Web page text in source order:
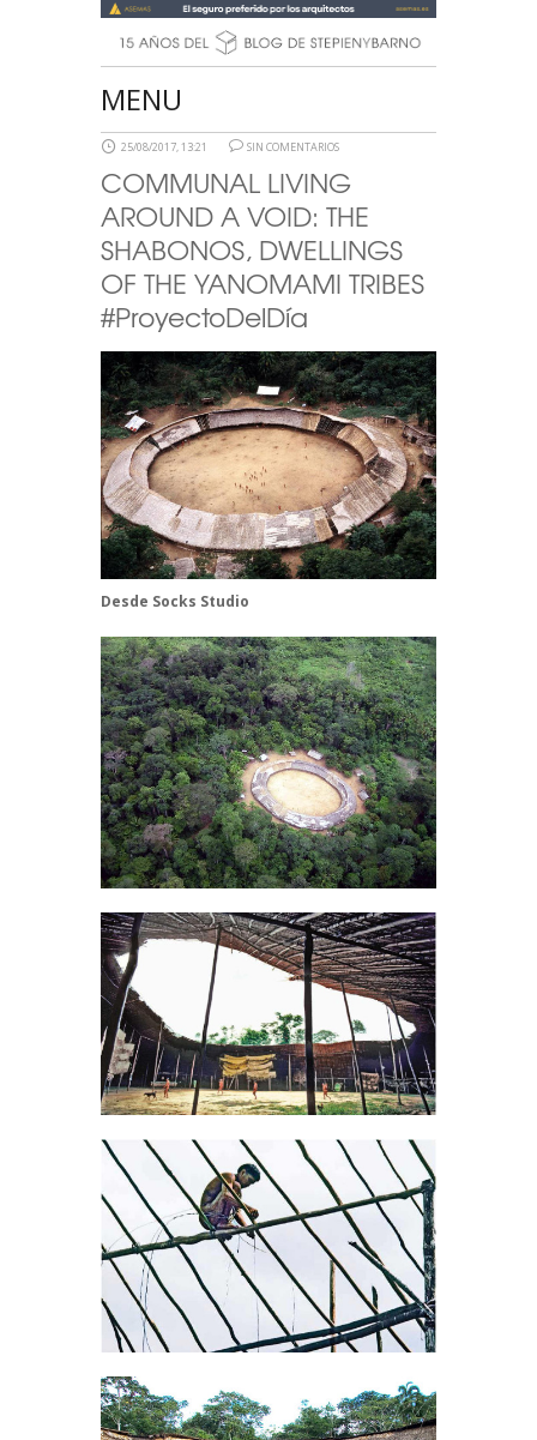
MENU
25/08/2017, 13:21 SIN COMENTARIOS
COMMUNAL LIVING
AROUND A VOID: THE
SHABONOS, DWELLINGS
OF THE YANOMAMI TRIBES
#ProyectoDelDía
Desde Socks Studio